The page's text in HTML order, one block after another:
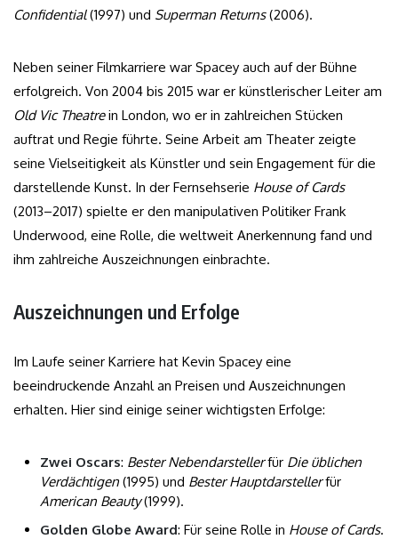
Confidential(1997) und Superman Returns(2006).
Neben seiner Filmkarriere war Spacey auch auf der Bühne
erfolgreich. Von 2004 bis 2015 war er künstlerischer Leiter am
Old Vic Theatrein London, wo er in zahlreichen Stücken
auftrat und Regie führte. Seine Arbeit am Theater zeigte
seine Vielseitigkeit als Künstler und sein Engagement für die
darstellende Kunst. In der Fernsehserie House of Cards
(2013–2017) spielte er den manipulativen Politiker Frank
Underwood, eine Rolle, die weltweit Anerkennung fand und
ihm zahlreiche Auszeichnungen einbrachte.
Auszeichnungen und Erfolge
Im Laufe seiner Karriere hat Kevin Spacey eine
beeindruckende Anzahl an Preisen und Auszeichnungen
erhalten. Hier sind einige seiner wichtigsten Erfolge:
Zwei Oscars: Bester Nebendarstellerfür Die üblichen
Verdächtigen (1995) und Bester Hauptdarstellerfür
American Beauty(1999).
Golden Globe Award: Für seine Rolle in House of Cards.